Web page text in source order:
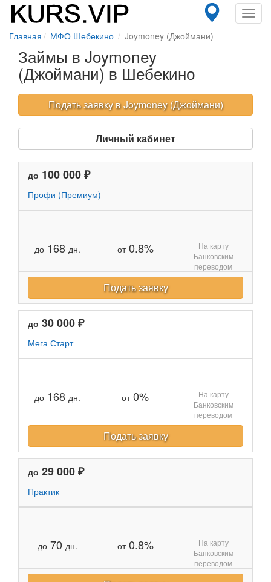
Главная МФО Шебекино Joymoney (Джоймани)
Займы в Joymoney
(Джоймани) в Шебекино
Подать заявку в Joymoney (Джоймани)
Личный кабинет
до 100 000 ₽
Профи (Премиум)
до 168 дн. от0.8%
На карту
Банковским
переводом
Подать заявку
до 30 000 ₽
Мега Старт
до 168 дн. от0%
На карту
Банковским
переводом
Подать заявку
до 29 000 ₽
Практик
до 70 дн. от0.8%
На карту
Банковским
переводом